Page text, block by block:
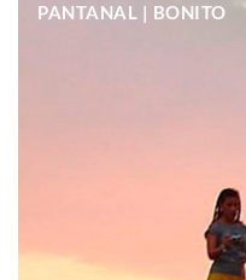
PANTANAL | BONITO